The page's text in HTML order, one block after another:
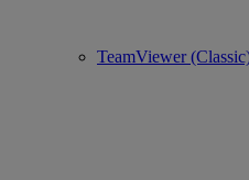
TeamViewer